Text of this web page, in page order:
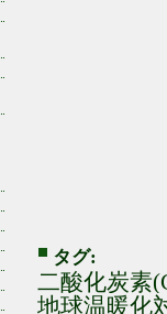
タグ:
二酸化炭素
地球温暖化